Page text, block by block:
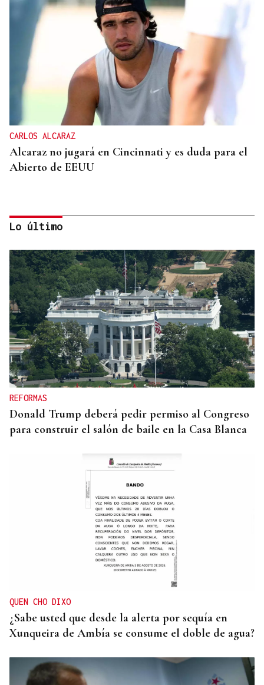
CARLOS ALCARAZ
Alcaraz no jugará en Cincinnati y es duda para el
Abierto de EEUU
SUSTITUTO DEL OURENSANO
Vázquez Alvite, nuevo presidente del Comité
Técnico en Galicia
Lo último
REFORMAS
Donald Trump deberá pedir permiso al Congreso
para construir el salón de baile en la Casa Blanca
QUEN CHO DIXO
¿Sabe usted que desde la alerta por sequía en
Xunqueira de Ambía se consume el doble de agua?